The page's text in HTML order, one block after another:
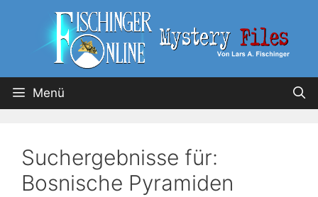
Menü
Suchergebnisse für:
Bosnische Pyramiden